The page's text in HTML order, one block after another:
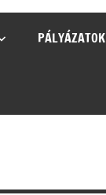
PÁLYÁZATOK